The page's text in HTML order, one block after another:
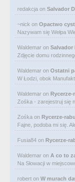
redakcja on Salvador
~nick on Opactwo
Nazywam się Wełpa
Waldemar on Salvador
Zdjęcie domu
Waldemar on Ostatni
W Łodzi, obok
Waldemar on Rycerze-
Zośka - zarejestruj się
Zośka on Rycerze-
Fajne, podoba mi się.
Fusia84 on Rycerze-
Waldemar on A co to
Na Słowacji w
robert on W murach